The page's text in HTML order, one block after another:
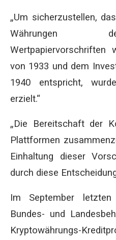
„Um sicherzustellen,
Währungen
von 1933 und dem
1940 entspricht,
erzielt.“
„Die Bereitschaft der
Plattformen
Einhaltung dieser
durch diese
Im September
Bundes- und
Kryptowährungs-